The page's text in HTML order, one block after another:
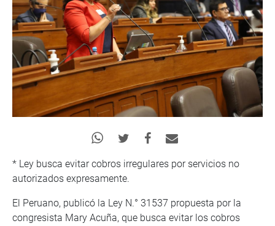
* Ley busca evitar cobros irregulares por servicios no
autorizados expresamente.
El Peruano, publicó la Ley N.° 31537 propuesta por la
congresista Mary Acuña, que busca evitar los cobros